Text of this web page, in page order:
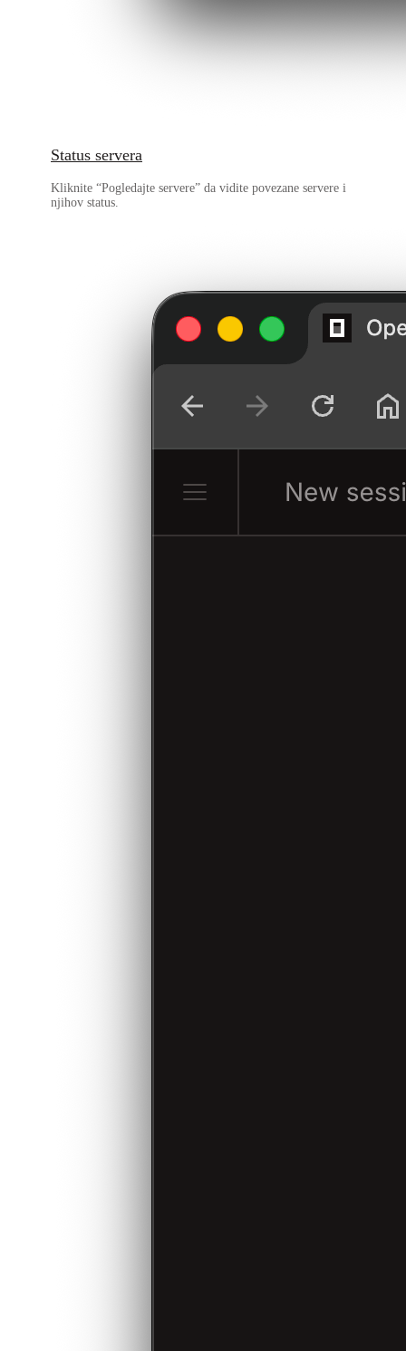
Status servera
Kliknite “Pogledajte servere” da vidite povezane servere i
njihov status.